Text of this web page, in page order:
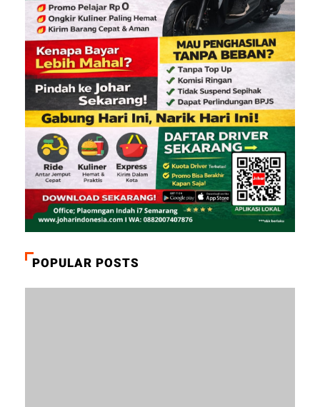
POPULAR POSTS